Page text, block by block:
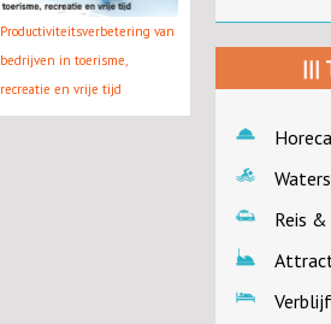
Productiviteitsverbetering van
bedrijven in toerisme,
recreatie en vrije tijd
|||
Horeca
Reis